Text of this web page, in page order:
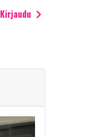
Kirjaudu